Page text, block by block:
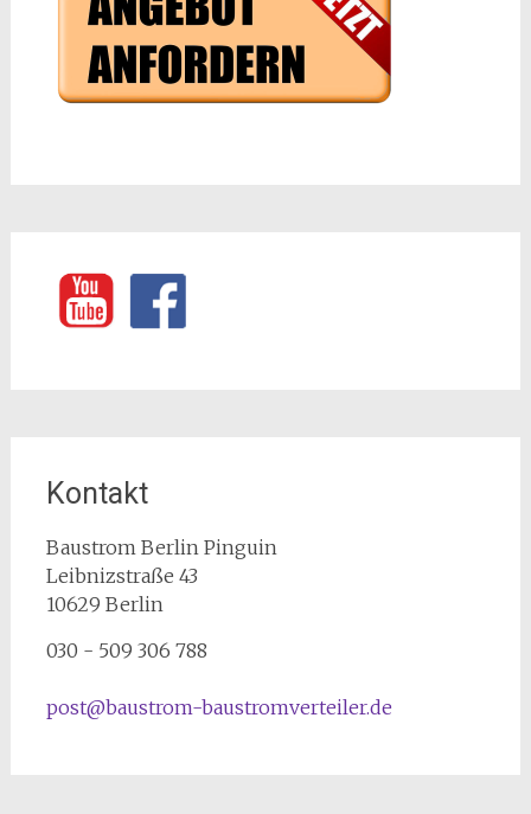
Kontakt
Baustrom Berlin Pinguin
Leibnizstraße 43
10629 Berlin
030 - 509 306 788
post@baustrom-baustromverteiler.de